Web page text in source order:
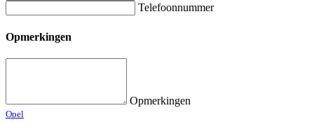
Telefoonnummer
Opmerkingen
Opmerkingen
Opel